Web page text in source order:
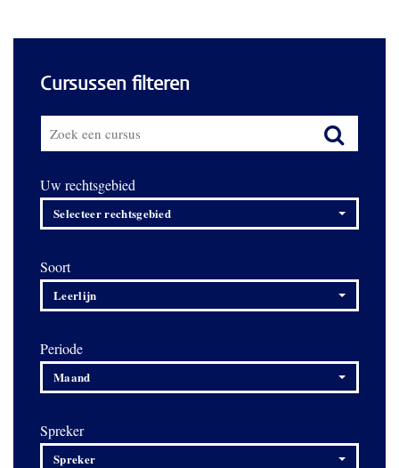
Cursussen filteren
Uw rechtsgebied
Selecteer rechtsgebied
Soort
Leerlijn
Periode
Maand
Spreker
Spreker